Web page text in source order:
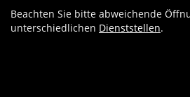
Beachten Sie bitte abweichende
unterschiedlichen Dienststellen.